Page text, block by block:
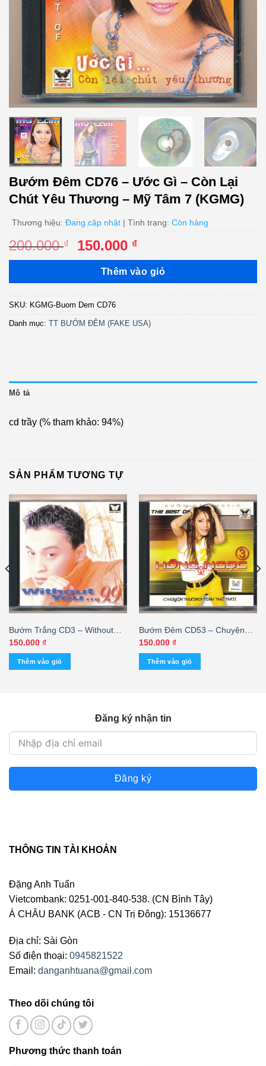
Bướm Đêm CD76 – Ước Gì – Còn Lại
Chút Yêu Thương – Mỹ Tâm 7 (KGMG)
Thương hiệu: Đang cập nhật | Tình trạng: Còn hàng
200.000₫
Giá
gốc
200.000 ₫.
150.000 ₫Giá
hiện
tại
là:
Thêm vào giỏ
SKU: KGMG-Buom Dem CD76
Danh mục: TT BƯỚM ĐÊM (FAKE USA)
Mô tả
cd trầy (% tham khảo: 94%)
SẢN PHẨM TƯƠNG TỰ
Bướm Trắng CD3 – Without
You 99
150.000 ₫
Thêm vào giỏ
Bướm Đêm CD53 – Chuyện
Thường Tình Thế Thôi – The
Best Of Hồng Ngọc 3
150.000 ₫
Thêm vào giỏ
Đăng ký nhận tin
Đăng ký
THÔNG TIN TÀI KHOẢN
Đặng Anh Tuấn
Vietcombank: 0251-001-840-538. (CN Bình Tây)
Á CHÂU BANK (ACB - CN Trị Đông): 15136677
Địa chỉ: Sài Gòn
Số điện thoại: 0945821522
Email: danganhtuana@gmail.com
Theo dõi chúng tôi
Phương thức thanh toán